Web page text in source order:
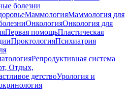
болезни
МаммологияМаммология для
ОнкологияОнкология для
Первая помощьПластическая
ПроктологияПсихиатрия
Репродуктивная система
Отдых,
детствоУрология и